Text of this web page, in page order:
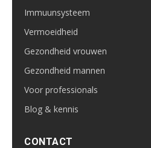
Immuunsysteem
Vermoeidheid
Gezondheid vrouwen
Gezondheid mannen
Voor professionals
Blog & kennis
CONTACT